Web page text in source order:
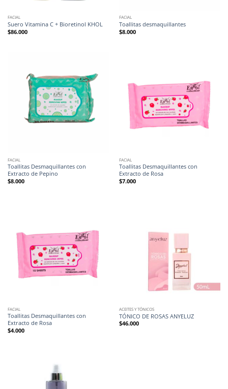
FACIAL
Suero Vitamina C + Bioretinol KHOL
$86.000
FACIAL
Toallitas desmaquillantes
$8.000
FACIAL
Toallitas Desmaquillantes con
Extracto de Pepino
$8.000
FACIAL
Toallitas Desmaquillantes con
Extracto de Rosa
$7.000
FACIAL
Toallitas Desmaquillantes con
Extracto de Rosa
$4.000
ACEITES Y TÓNICOS
TÓNICO DE ROSAS ANYELUZ
$46.000